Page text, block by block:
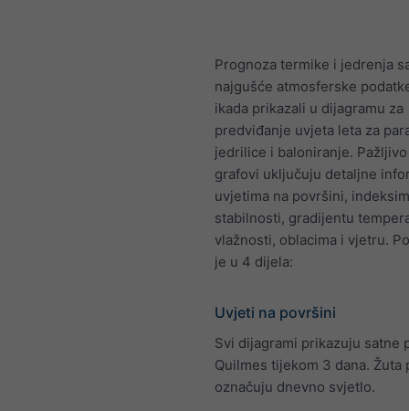
Prognoza termike i jedrenja
najgušće atmosferske
ikada prikazali u dijagramu za
predviđanje uvjeta leta za
jedrilice i baloniranje.
grafovi uključuju detaljne
uvjetima na površini,
stabilnosti, gradijentu
vlažnosti, oblacima i vjetru.
je u 4 dijela:
Uvjeti na površini
Svi dijagrami prikazuju satne
Quilmes tijekom 3 dana. Žuta
označuju dnevno svjetlo.